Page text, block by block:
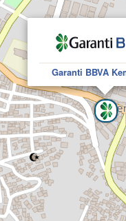
Garanti BBVA